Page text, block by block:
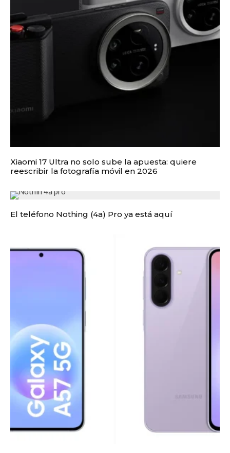
Xiaomi 17 Ultra no solo sube la apuesta: quiere
reescribir la fotografía móvil en 2026
El teléfono Nothing (4a) Pro ya está aquí